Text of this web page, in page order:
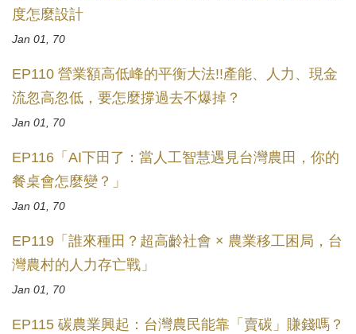
度怎麼設計
Jan 01, 70
EP110 營業額高低峰的平衡大法!!產能、人力、現金
流忽高忽低，要怎麼撐過去不爆掉？
Jan 01, 70
EP116「AI下田了：當人工智慧遇見台灣農田，你的
餐桌會怎麼變？」
Jan 01, 70
EP119「誰來種田？超高齡社會 × 農業移工困局，台
灣農村的人力存亡戰」
Jan 01, 70
EP115 碳農業興起：台灣農民能靠「賣碳」賺錢嗎？